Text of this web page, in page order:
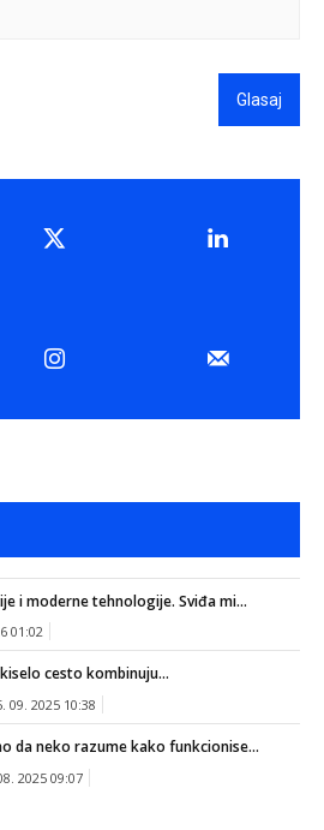
Glasaj
i moderne tehnologije. Sviđa mi...
01:02
cesto kombinuju...
09. 2025 10:38
da neko razume kako funkcionise...
2025 09:07